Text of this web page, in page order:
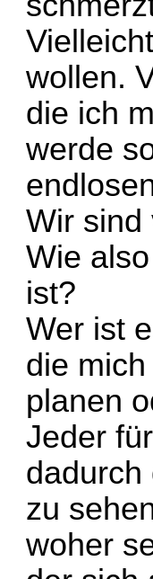
wollen.
die ich
werde
Wir sind
Wie
ist?
Wer ist
die
planen
Jeder
dadurch
zu
woher